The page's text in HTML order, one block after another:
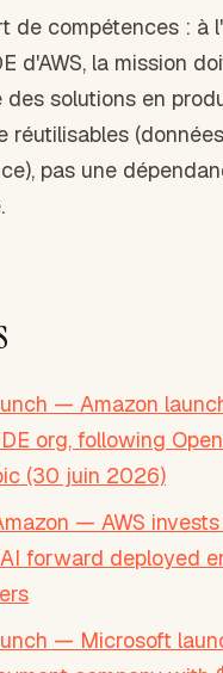
de compétences : à
d'AWS, la mission
des solutions en
réutilisables
pas une
— Amazon
org, following
(30 juin 2026)
— AWS
forward deployed
— Microsoft